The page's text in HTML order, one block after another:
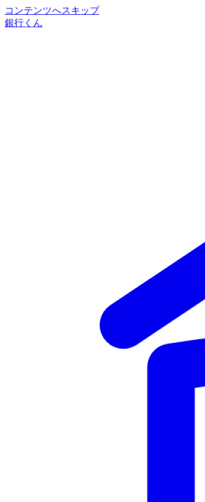
コンテンツへスキップ
銀行くん